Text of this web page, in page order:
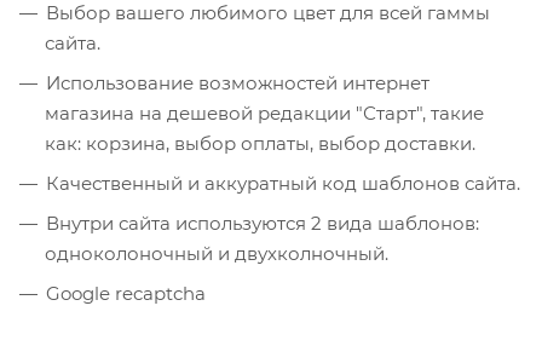
Выбор вашего любимого цвет для всей гаммы
сайта.
Использование возможностей интернет
магазина на дешевой редакции "Старт", такие
как: корзина, выбор оплаты, выбор доставки.
Качественный и аккуратный код шаблонов сайта.
Внутри сайта используются 2 вида шаблонов:
одноколоночный и двухколночный.
Google recaptcha